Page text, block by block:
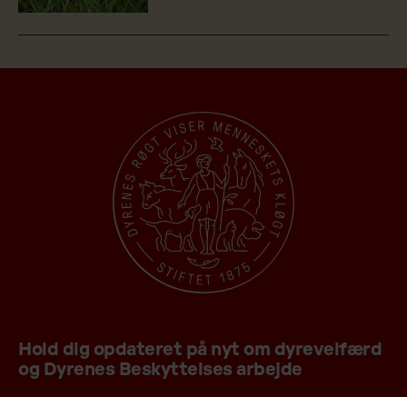
Hold dig opdateret på nyt om dyrevelfærd
og Dyrenes Beskyttelses arbejde